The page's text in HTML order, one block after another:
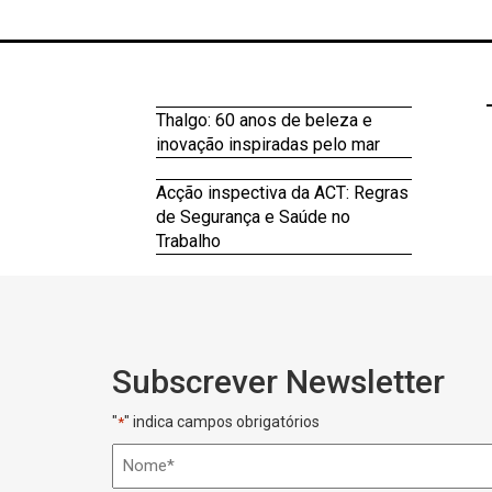
Thalgo: 60 anos de beleza e
inovação inspiradas pelo mar
Acção inspectiva da ACT: Regras
de Segurança e Saúde no
Trabalho
Subscrever Newsletter
"*" indica campos obrigatórios
Nome